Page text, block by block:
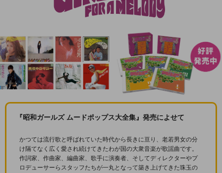
『昭和ガールズ ムードポップス大全集』発売によせて
かつては流行歌と呼ばれていた時代から長きに亘り、老若男女の分
け隔てなく広く愛され続けてきたわが国の大衆音楽が歌謡曲です。
作詞家、作曲家、編曲家、歌手に演奏者、そしてディレクターやプ
ロデューサーらスタッフたちが一丸となって築き上げてきた珠玉の